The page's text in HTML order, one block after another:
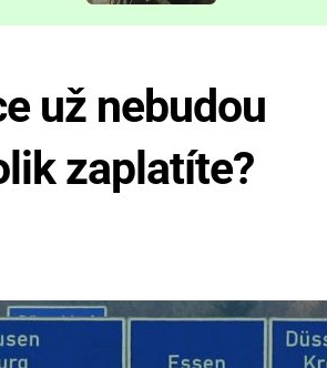
už nebudou
zaplatíte?